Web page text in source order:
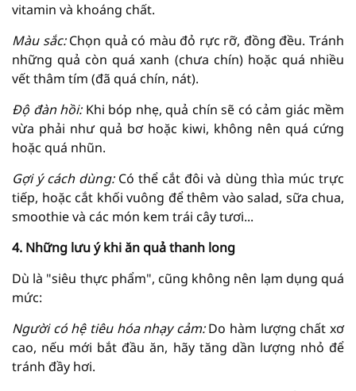
vitamin và khoáng chất.
Màu sắc:Chọn quả có màu đỏ rực rỡ, đồng đều. Tránh
những quả còn quá xanh (chưa chín) hoặc quá nhiều
vết thâm tím (đã quá chín, nát).
Độ đàn hồi: Khi bóp nhẹ, quả chín sẽ có cảm giác mềm
vừa phải như quả bơ hoặc kiwi, không nên quá cứng
hoặc quá nhũn.
Gợi ý cách dùng: Có thể cắt đôi và dùng thìa múc trực
tiếp, hoặc cắt khối vuông để thêm vào salad, sữa chua,
smoothie và các món kem trái cây tươi...
4. Những lưu ý khi ăn quả thanh long
Dù là "siêu thực phẩm", cũng không nên lạm dụng quá
mức:
Người có hệ tiêu hóa nhạy cảm:Do hàm lượng chất xơ
cao, nếu mới bắt đầu ăn, hãy tăng dần lượng nhỏ để
tránh đầy hơi.